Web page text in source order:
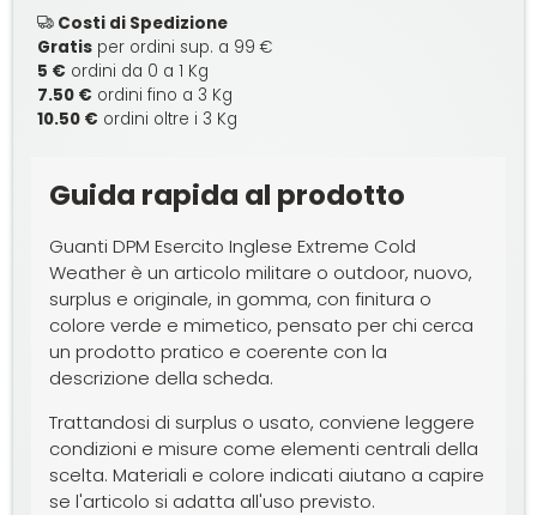
Costi di Spedizione
Gratis per ordini sup. a 99 €
5 € ordini da 0 a 1 Kg
7.50 € ordini fino a 3 Kg
10.50 € ordini oltre i 3 Kg
Guida rapida al prodotto
Guanti DPM Esercito Inglese Extreme Cold
Weather è un articolo militare o outdoor, nuovo,
surplus e originale, in gomma, con finitura o
colore verde e mimetico, pensato per chi cerca
un prodotto pratico e coerente con la
descrizione della scheda.
Trattandosi di surplus o usato, conviene leggere
condizioni e misure come elementi centrali della
scelta. Materiali e colore indicati aiutano a capire
se l'articolo si adatta all'uso previsto.